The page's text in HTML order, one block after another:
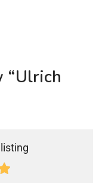
“Ulrich